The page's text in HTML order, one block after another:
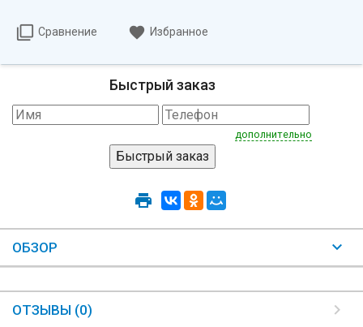
Сравнение Избранное
Быстрый заказ
дополнительно
ОБЗОР
ОТЗЫВЫ (0)